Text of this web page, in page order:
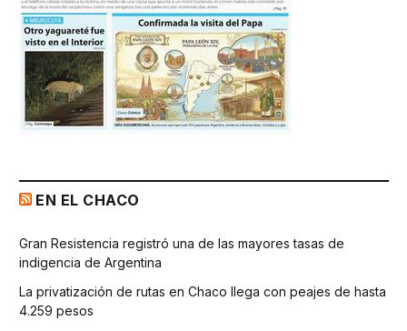
EN EL CHACO
Gran Resistencia registró una de las mayores tasas de
indigencia de Argentina
La privatización de rutas en Chaco llega con peajes de hasta
4.259 pesos